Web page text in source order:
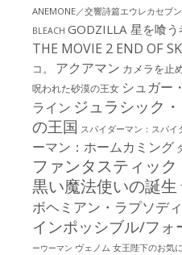
ANEMONE／交響詩篇エウレカセブ
BLEACH GODZILLA 星を喰う
THE MOVIE 2 END OF
コ。
アクアマン カメラを止
呪われた砂漠の王女 シュガー
ライン ジュラシック
の王国 スパイダーマン：スパイ
ーマン：ホームカミング
ファンタスティック
黒い魔法使いの誕生
ボヘミアン・ラプソディ
インポッシブル/フォ
ーウーマン ヴェノム 女王陛下のお気